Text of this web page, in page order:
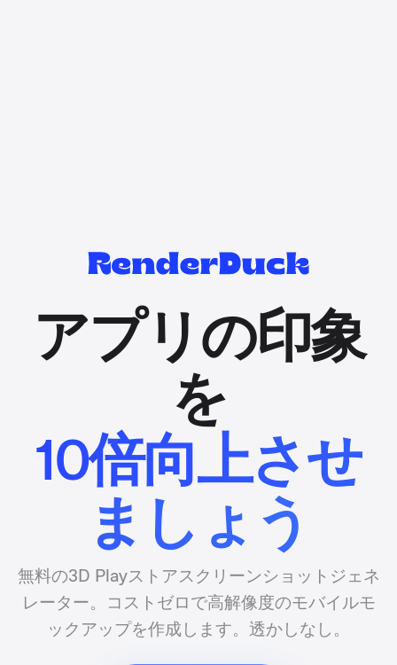
アプリの印象
を
10倍向上させ
ましょう
無料の3D Playストアスクリーンショットジェネ
レーター。コストゼロで高解像度のモバイルモ
ックアップを作成します。透かしなし。